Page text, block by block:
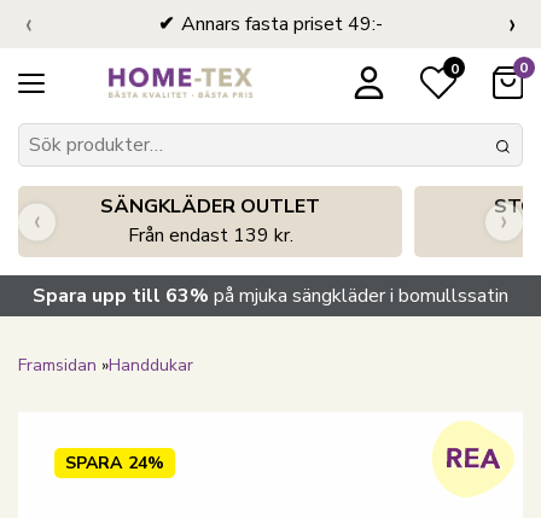
Annars fasta priset 49:-
‹ ›
0 0
SÄNGKLÄDER OUTLET
Från endast 139 kr.
‹ ›
Spara upp till 63% på mjuka sängkläder i bomullssatin
Framsidan »Handdukar
SPARA 24%